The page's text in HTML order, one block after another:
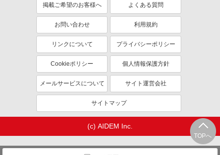
製造・組立・加工
同じ特徴から求人を探す
未経験歓迎
ミドル（40代～）活躍中
土日祝休み
短期（3ヶ月以内）
交通費支給
社会保険あり
TOPへ
掲載ご希望のお客様へ よくある質問
お問い合わせ 利用規約
リンクについて プライバシーポリシー
Cookieポリシー 個人情報保護方針
メールサービスについて サイト運営会社
サイトマップ
(c) AIDEM Inc.